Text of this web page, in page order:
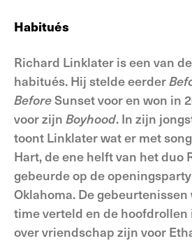
Habitués
Richard Linklater is een van
habitués. Hij stelde eerder
BeforeSunset voor en won in
voor zijn Boyhood. In zijn
toont Linklater wat er met
Hart, de ene helft van het duo
gebeurde op de
Oklahoma. De
time verteld en de
over vriendschap zijn voor